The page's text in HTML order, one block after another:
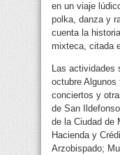
en un viaje
polka, danza y
cuenta la
mixteca, citada
Las actividades
octubre Algunos
conciertos y
de San
de la Ciudad de
Hacienda y
Arzobispado;